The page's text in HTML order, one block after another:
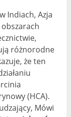
Indiach, Azja
różnorodne
że ten
(HCA).
Mówi